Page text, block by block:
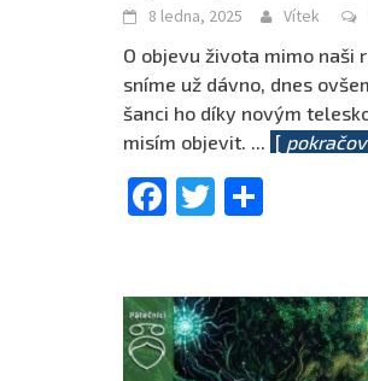
8 ledna, 2025 Vítek
O objevu života mimo naši
sníme už dávno, dnes
šanci ho díky novým
misím objevit. ... [
Facebook
Twitter